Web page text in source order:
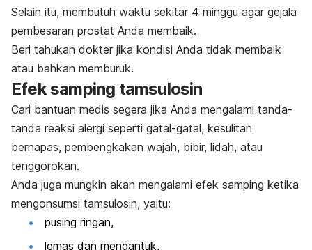
Selain itu, membutuh waktu sekitar 4 minggu agar gejala
pembesaran prostat Anda membaik.
Beri tahukan dokter jika kondisi Anda tidak membaik
atau bahkan memburuk.
Efek samping tamsulosin
Cari bantuan medis segera jika Anda mengalami tanda-
tanda reaksi alergi seperti gatal-gatal, kesulitan
bernapas, pembengkakan wajah, bibir, lidah, atau
tenggorokan.
Anda juga mungkin akan mengalami efek samping ketika
mengonsumsi tamsulosin, yaitu:
pusing ringan,
lemas dan mengantuk,